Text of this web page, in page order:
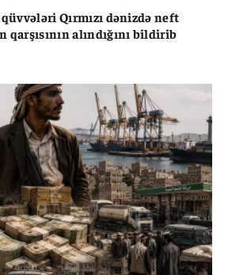
Qırmızı dənizdə neft
alındığını bildirib